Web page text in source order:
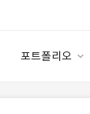
포트폴리오